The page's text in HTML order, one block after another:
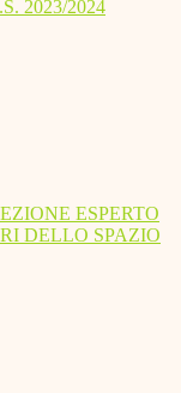
2023/2024
ESPERTO
DELLO SPAZIO